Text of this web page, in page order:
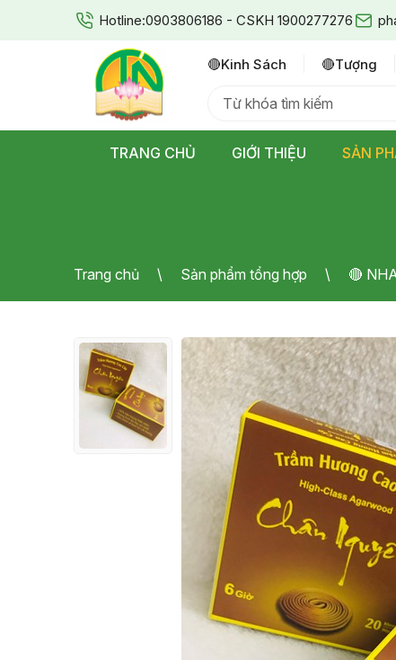
Hotline:0903806186 - CSKH 1900277276
🔴kinh Sách 🔴tượng
TRANG CHỦ GIỚI THIỆU SẢN
Trang chủ Sản phẩm tổng hợp 🔴